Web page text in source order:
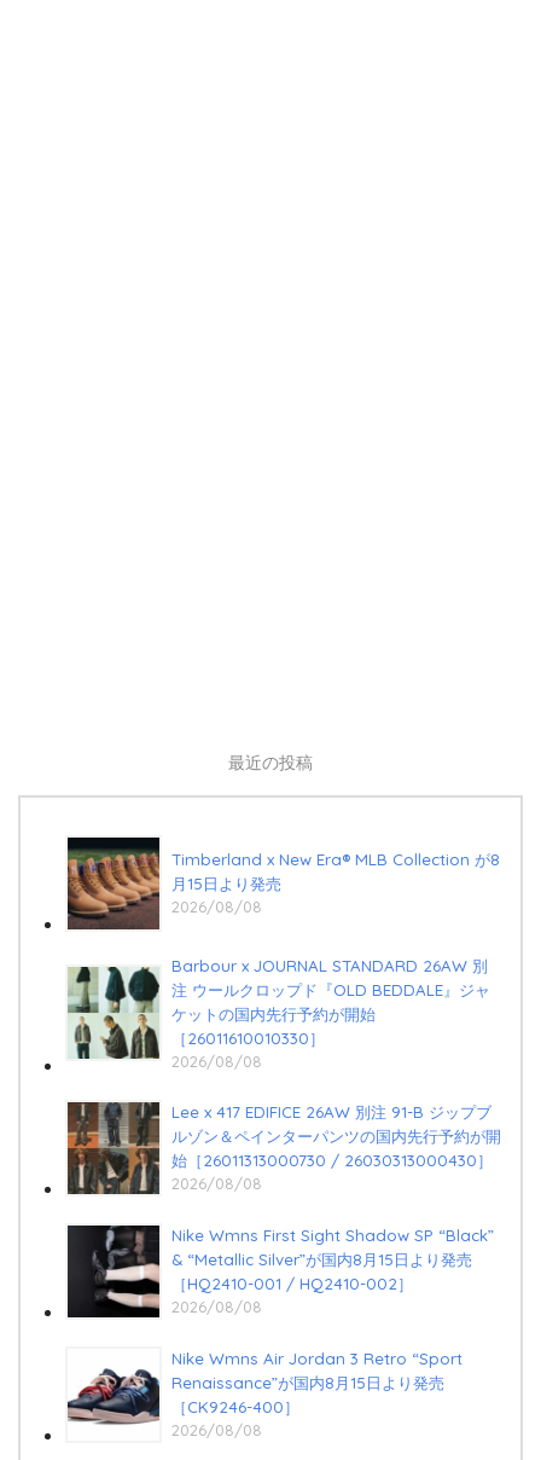
最近の投稿
Timberland x New Era®︎ MLB Collection が8
月15日より発売
2026/08/08
Barbour x JOURNAL STANDARD 26AW 別
注 ウールクロップド『OLD BEDDALE』ジャ
ケットの国内先行予約が開始
［26011610010330］
2026/08/08
Lee x 417 EDIFICE 26AW 別注 91-B ジップブ
ルゾン＆ペインターパンツの国内先行予約が開
始［26011313000730 / 26030313000430］
2026/08/08
Nike Wmns First Sight Shadow SP “Black”
& “Metallic Silver”が国内8月15日より発売
［HQ2410-001 / HQ2410-002］
2026/08/08
Nike Wmns Air Jordan 3 Retro “Sport
Renaissance”が国内8月15日より発売
［CK9246-400］
2026/08/08